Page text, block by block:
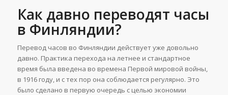
Как давно переводят часы
в Финляндии?
Перевод часов во Финляндии действует уже довольно
давно. Практика перехода на летнее и стандартное
время была введена во времена Первой мировой войны,
в 1916 году, и с тех пор она соблюдается регулярно. Это
было сделано в первую очередь с целью экономии